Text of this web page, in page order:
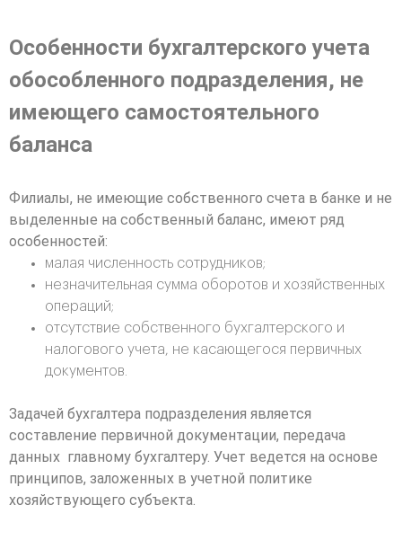
Особенности бухгалтерского учета
обособленного подразделения, не
имеющего самостоятельного
баланса
Филиалы, не имеющие собственного счета в банке и не
выделенные на собственный баланс, имеют ряд
особенностей:
малая численность сотрудников;
незначительная сумма оборотов и хозяйственных
операций;
отсутствие собственного бухгалтерского и
налогового учета, не касающегося первичных
документов.
Задачей бухгалтера подразделения является
составление первичной документации, передача
данных главному бухгалтеру. Учет ведется на основе
принципов, заложенных в учетной политике
хозяйствующего субъекта.